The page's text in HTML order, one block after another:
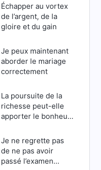
Échapper au vortex
de l’argent, de la
gloire et du gain
Je peux maintenant
aborder le mariage
correctement
La poursuite de la
richesse peut-elle
apporter le bonheur
Je ne regrette pas
de ne pas avoir
passé l’examen